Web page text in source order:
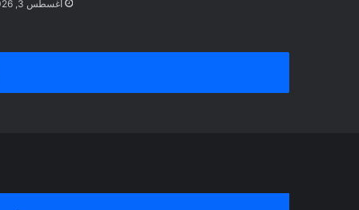
أغسطس 3, 2026